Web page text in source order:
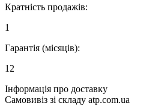
Кратність продажів:
1
Гарантія (місяців):
12
Інформація про доставку
Самовивіз зі складу atp.com.ua